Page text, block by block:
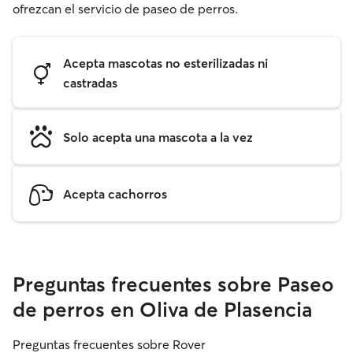
ofrezcan el servicio de paseo de perros.
Acepta mascotas no esterilizadas ni
castradas
Solo acepta una mascota a la vez
Acepta cachorros
Preguntas frecuentes sobre Paseo
de perros en Oliva de Plasencia
Preguntas frecuentes sobre Rover